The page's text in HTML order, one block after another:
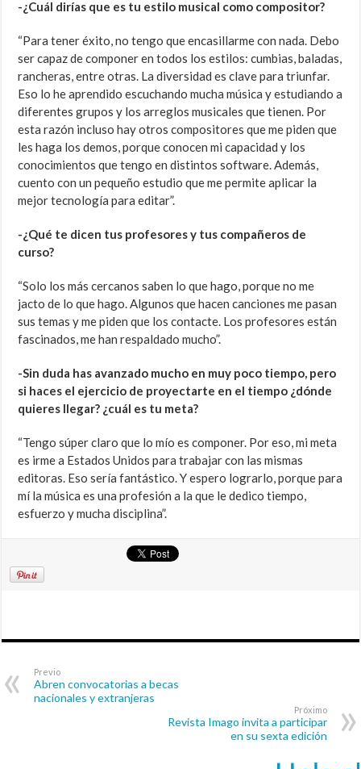
-¿Cuál dirías que es tu estilo musical como compositor?
“Para tener éxito, no tengo que encasillarme con nada. Debo
ser capaz de componer en todos los estilos: cumbias, baladas,
rancheras, entre otras. La diversidad es clave para triunfar.
Eso lo he aprendido escuchando mucha música y estudiando a
diferentes grupos y los arreglos musicales que tienen. Por
esta razón incluso hay otros compositores que me piden que
les haga los demos, porque conocen mi capacidad y los
conocimientos que tengo en distintos software. Además,
cuento con un pequeño estudio que me permite aplicar la
mejor tecnología para editar”.
-¿Qué te dicen tus profesores y tus compañeros de
curso?
“Solo los más cercanos saben lo que hago, porque no me
jacto de lo que hago. Algunos que hacen canciones me pasan
sus temas y me piden que los contacte. Los profesores están
fascinados, me han respaldado mucho”.
-Sin duda has avanzado mucho en muy poco tiempo, pero
si haces el ejercicio de proyectarte en el tiempo ¿dónde
quieres llegar? ¿cuál es tu meta?
“Tengo súper claro que lo mío es componer. Por eso, mi meta
es irme a Estados Unidos para trabajar con las mismas
editoras. Eso sería fantástico. Y espero lograrlo, porque para
mí la música es una profesión a la que le dedico tiempo,
esfuerzo y mucha disciplina”.
Previo
Abren convocatorias a becas
nacionales y extranjeras
Próximo
Revista Imago invita a participar
en su sexta edición